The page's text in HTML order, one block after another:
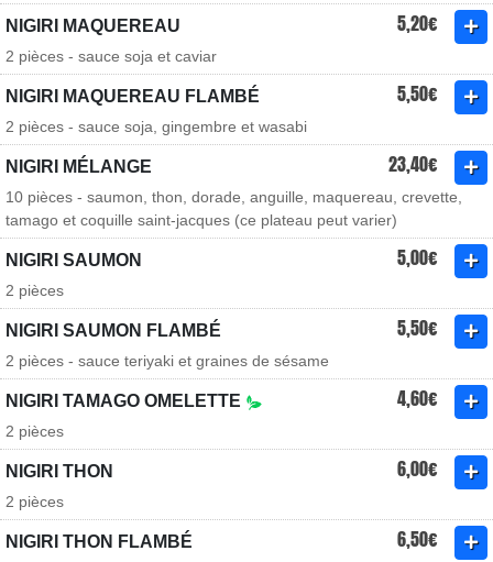
NIGIRI MAQUEREAU 5,20€
2 pièces - sauce soja et caviar
NIGIRI MAQUEREAU FLAMBÉ 5,50€
2 pièces - sauce soja, gingembre et wasabi
NIGIRI MÉLANGE 23,40€
10 pièces - saumon, thon, dorade, anguille, maquereau, crevette,
tamago et coquille saint-jacques (ce plateau peut varier)
NIGIRI SAUMON 5,00€
2 pièces
NIGIRI SAUMON FLAMBÉ 5,50€
2 pièces - sauce teriyaki et graines de sésame
NIGIRI TAMAGO OMELETTE 4,60€
2 pièces
NIGIRI THON 6,00€
2 pièces
NIGIRI THON FLAMBÉ 6,50€